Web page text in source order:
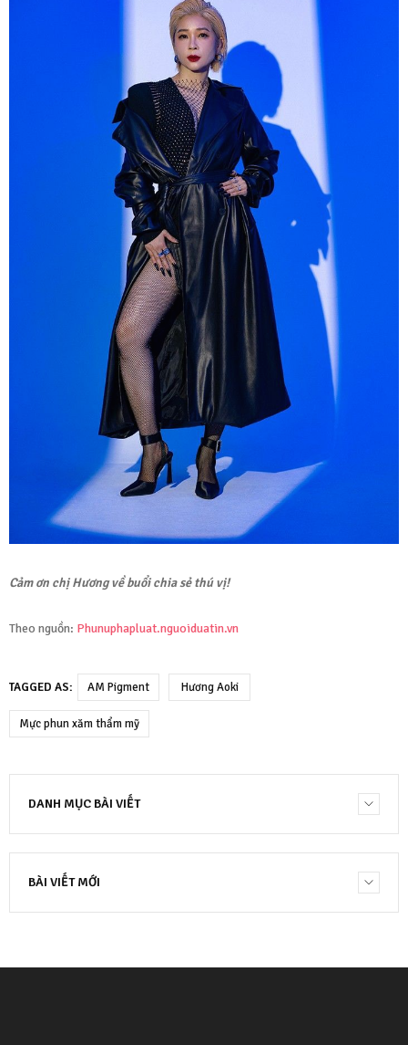
Cảm ơn chị Hương về buổi chia sẻ thú vị!
Theo nguồn: Phunuphapluat.nguoiduatin.vn
TAGGED AS: AM Pigment Hương Aoki
Mực phun xăm thẩm mỹ
DANH MỤC BÀI VIẾT
BÀI VIẾT MỚI